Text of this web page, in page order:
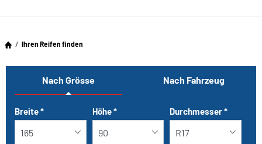
Ihren Reifen finden
Nach Grösse Nach Fahrzeug
Tab updated: Nach Grösse
Breite* Höhe* Durchmesser*